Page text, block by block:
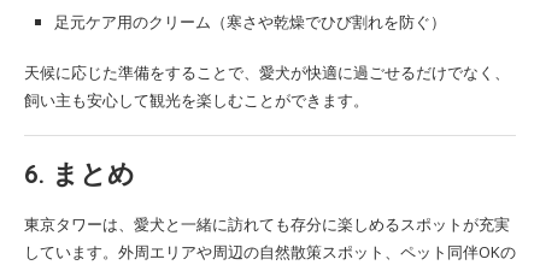
足元ケア用のクリーム（寒さや乾燥でひび割れを防ぐ）
天候に応じた準備をすることで、愛犬が快適に過ごせるだけでなく、
飼い主も安心して観光を楽しむことができます。
6. まとめ
東京タワーは、愛犬と一緒に訪れても存分に楽しめるスポットが充実
しています。外周エリアや周辺の自然散策スポット、ペット同伴OKの